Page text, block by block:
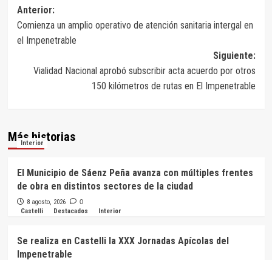
Navegación
de
entradas
Anterior:
Comienza un amplio operativo de atención sanitaria intergal en
el Impenetrable
Siguiente:
Vialidad Nacional aprobó subscribir acta acuerdo por otros
150 kilómetros de rutas en El Impenetrable
Más historias
Interior
El Municipio de Sáenz Peña avanza con múltiples frentes
de obra en distintos sectores de la ciudad
8 agosto, 2026 0
Castelli Destacados Interior
Se realiza en Castelli la XXX Jornadas Apícolas del
Impenetrable